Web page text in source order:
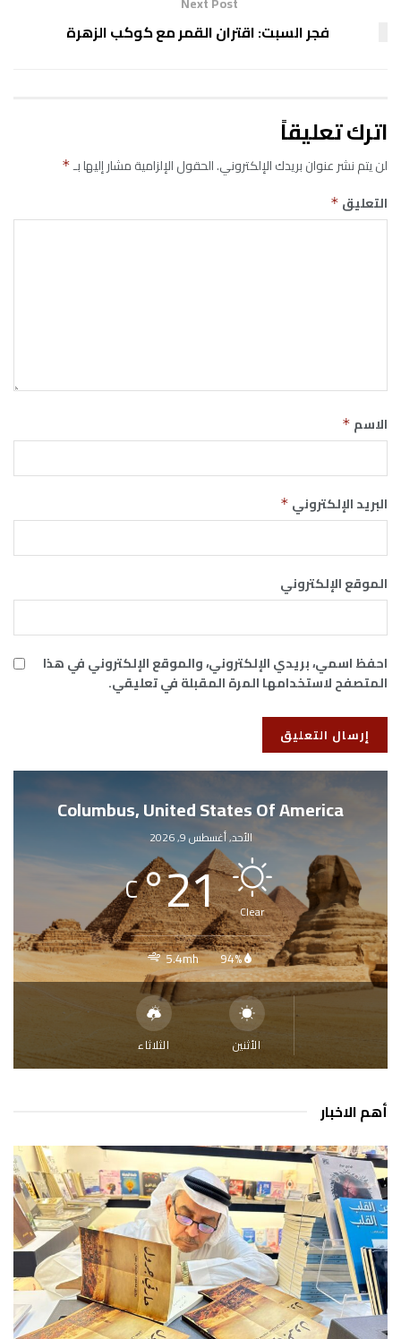
فجر السبت: اقتران القمر مع كوكب الزهرة
اترك تعليقاً
لن يتم نشر عنوان بريدك الإلكتروني.الحقول الإلزامية مشار إليها بـ*
التعليق *
الاسم *
البريد الإلكتروني *
الموقع الإلكتروني
احفظ اسمي، بريدي الإلكتروني، والموقع الإلكتروني في هذا
المتصفح لاستخدامها المرة المقبلة في تعليقي.
Columbus, United States Of America
الأحد, أغسطس 9, 2026
Clear
21
°
C
94%
5.4mh
الأثنين الثلاثاء
أهم الاخبار